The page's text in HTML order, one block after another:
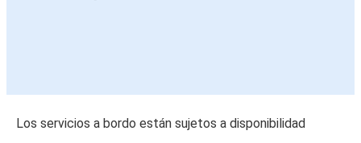
Los servicios a bordo están sujetos a disponibilidad